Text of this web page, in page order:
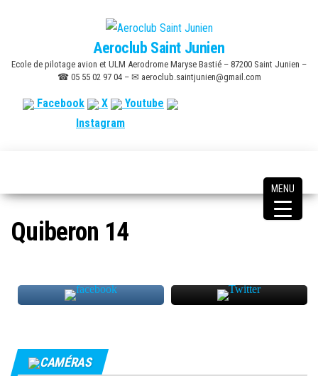
content
Aeroclub Saint Junien
Ecole de pilotage avion et ULM Aerodrome Maryse Bastié – 87200 Saint Junien –
☎ 05 55 02 97 04 – ✉ aeroclub.saintjunien@gmail.com
Facebook X
Youtube
Instagram
Quiberon 14
CAMÉRAS
MENU